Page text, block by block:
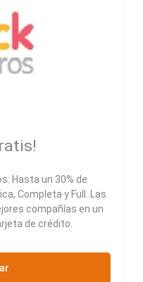
Hasta un 30% de
Completa y Full. Las
compañías en un
de crédito.